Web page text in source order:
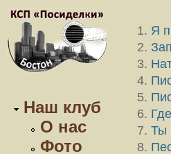
Наш клуб
О нас
Фото
Я
Ты